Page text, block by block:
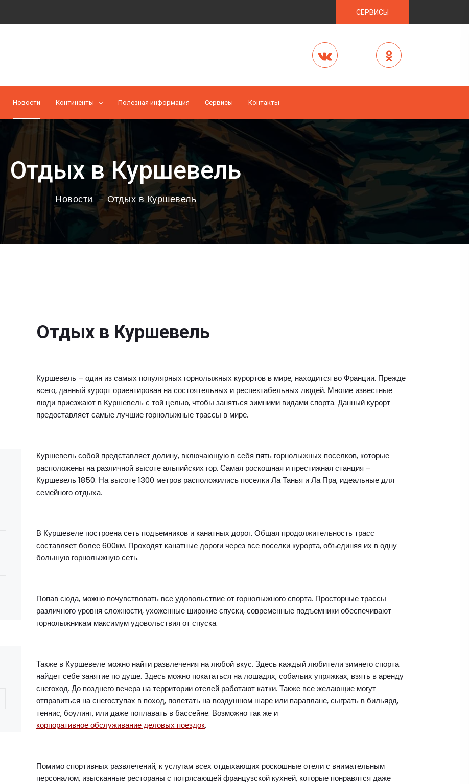
СЕРВИСЫ
Новости Континенты Полезная информация Cервисы Контакты
Отдых в Куршевель
Новости Отдых в Куршевель
Отдых в Куршевель
Куршевель – один из самых популярных горнолыжных курортов в мире, находится во Франции. Прежде
всего, данный курорт ориентирован на состоятельных и респектабельных людей. Многие известные
люди приезжают в Куршевель с той целью, чтобы заняться зимними видами спорта. Данный курорт
предоставляет самые лучшие горнолыжные трассы в мире.
Куршевель собой представляет долину, включающую в себя пять горнолыжных поселков, которые
расположены на различной высоте альпийских гор. Самая роскошная и престижная станция –
Куршевель 1850. На высоте 1300 метров расположились поселки Ла Танья и Ла Пра, идеальные для
семейного отдыха.
В Куршевеле построена сеть подъемников и канатных дорог. Общая продолжительность трасс
составляет более 600км. Проходят канатные дороги через все поселки курорта, объединяя их в одну
большую горнолыжную сеть.
Попав сюда, можно почувствовать все удовольствие от горнолыжного спорта. Просторные трассы
различного уровня сложности, ухоженные широкие спуски, современные подъемники обеспечивают
горнолыжникам максимум удовольствия от спуска.
Также в Куршевеле можно найти развлечения на любой вкус. Здесь каждый любители зимнего спорта
найдет себе занятие по душе. Здесь можно покататься на лошадях, собачьих упряжках, взять в аренду
снегоход. До позднего вечера на территории отелей работают катки. Также все желающие могут
отправиться на снегоступах в поход, полетать на воздушном шаре или параплане, сыграть в бильярд,
теннис, боулинг, или даже поплавать в бассейне. Возможно так же и
корпоративное обслуживание деловых поездок.
Помимо спортивных развлечений, к услугам всех отдыхающих роскошные отели с внимательным
персоналом, изысканные рестораны с потрясающей французской кухней, которые понравятся даже